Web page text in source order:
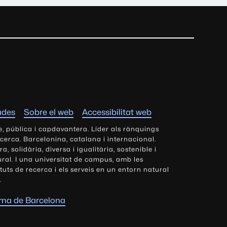
Sobre el web Accessibilitat web
pública i capdavantera. Líder als rànquings
Barcelonina, catalana i internacional.
solidària, diversa i igualitària, sostenible i
I una universitat de campus, amb les
de recerca i els serveis en un entorn natural
de Barcelona